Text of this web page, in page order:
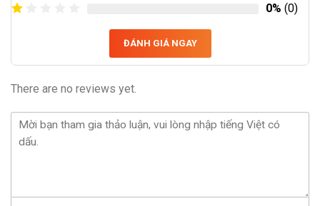
0% (0)
ĐÁNH GIÁ NGAY
There are no reviews yet.